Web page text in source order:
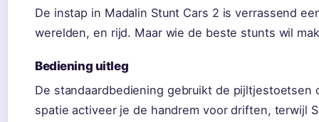
De instap in Madalin Stunt Cars 2 is verrassend
werelden, en rijd. Maar wie de beste stunts wil
Bediening uitleg
De standaardbediening gebruikt de pijltjestoetsen
spatie activeer je de handrem voor driften, terwijl